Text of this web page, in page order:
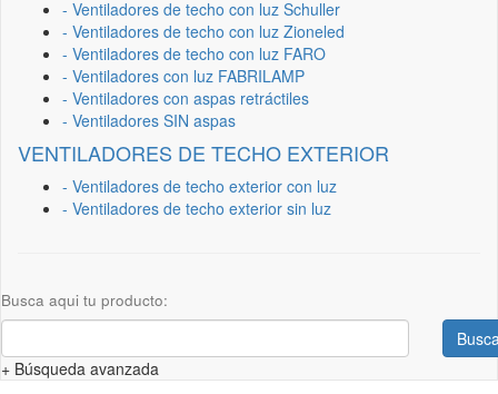
- Ventiladores de techo con luz Schuller
- Ventiladores de techo con luz Zioneled
- Ventiladores de techo con luz FARO
- Ventiladores con luz FABRILAMP
- Ventiladores con aspas retráctiles
- Ventiladores SIN aspas
VENTILADORES DE TECHO EXTERIOR
- Ventiladores de techo exterior con luz
- Ventiladores de techo exterior sin luz
Busca aqui tu producto:
+ Búsqueda avanzada